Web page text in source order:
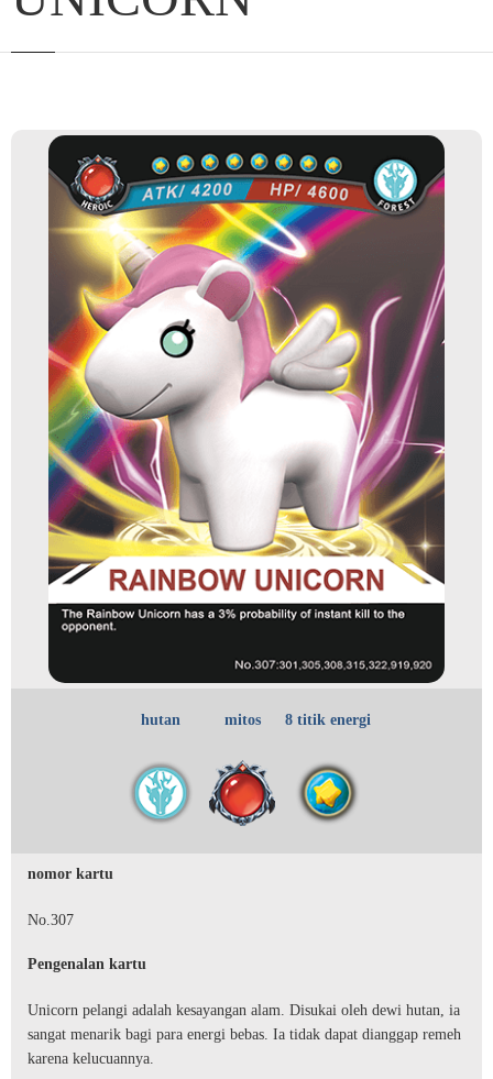
hutan mitos 8 titik energi
nomor kartu
No.307
Pengenalan kartu
Unicorn pelangi adalah kesayangan alam. Disukai oleh dewi hutan, ia
sangat menarik bagi para energi bebas. Ia tidak dapat dianggap remeh
karena kelucuannya.